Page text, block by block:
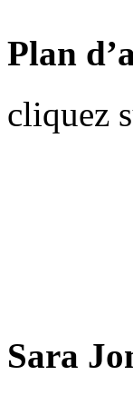
Plan
cliquez
Sara